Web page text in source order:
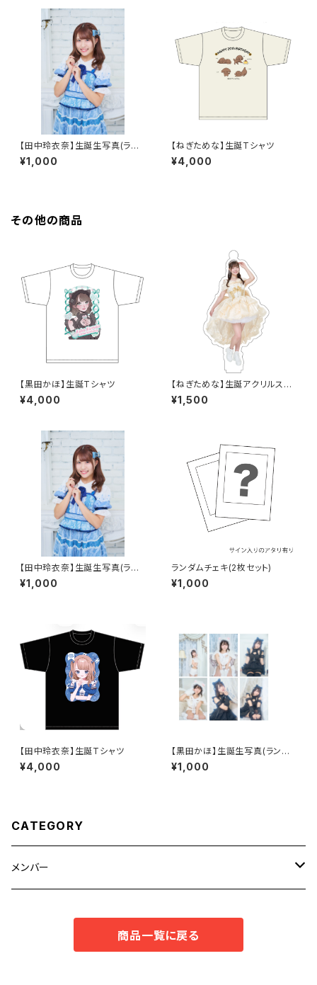
【田中玲衣奈】生誕生写真(ラン
ダム3枚セット)
¥1,000
【ねぎためな】生誕Tシャツ
¥4,000
その他の商品
【黒田かほ】生誕Tシャツ
¥4,000
【ねぎためな】生誕アクリルスタ
ンドキーホルダー
¥1,500
【田中玲衣奈】生誕生写真(ラン
ダム3枚セット)
¥1,000
ランダムチェキ(2枚セット)
¥1,000
【田中玲衣奈】生誕Tシャツ
¥4,000
【黒田かほ】生誕生写真(ランダ
ム3枚セット)
¥1,000
CATEGORY
メンバー
商品一覧に戻る